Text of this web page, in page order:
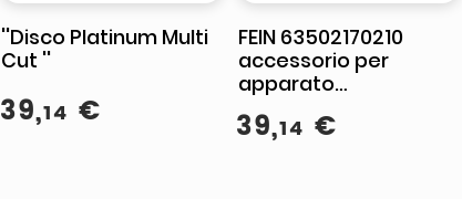
''Disco Platinum Multi
Cut ''
39,14 €
FEIN 63502170210
accessorio per
apparato
multifunzione Lama
per sega
39,14 €